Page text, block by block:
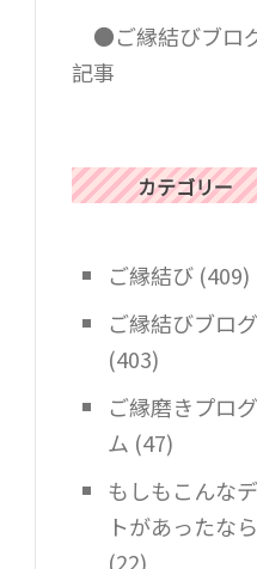
●ご縁結びブロ
記事
カテゴリー
ご縁結び(409)
ご縁結びブログ
(403)
ご縁磨きプロ
ム (47)
もしもこんな
トがあったなら
(22)